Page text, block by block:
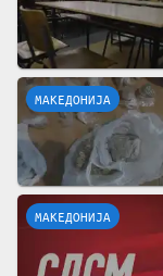
МАКЕДОНИЈА
МАКЕДОНИЈА